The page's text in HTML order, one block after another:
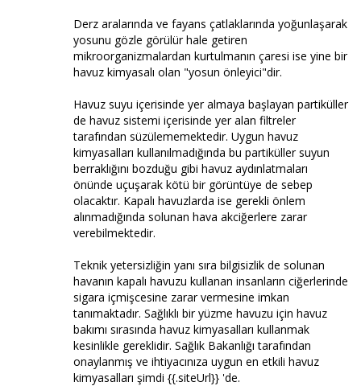
Derz aralarında ve fayans çatlaklarında yoğunlaşarak
yosunu gözle görülür hale getiren
mikroorganizmalardan kurtulmanın çaresi ise yine bir
havuz kimyasalı olan "yosun önleyici"dir.
Havuz suyu içerisinde yer almaya başlayan partiküller
de havuz sistemi içerisinde yer alan filtreler
tarafından süzülememektedir. Uygun havuz
kimyasalları kullanılmadığında bu partiküller suyun
berraklığını bozduğu gibi havuz aydınlatmaları
önünde uçuşarak kötü bir görüntüye de sebep
olacaktır. Kapalı havuzlarda ise gerekli önlem
alınmadığında solunan hava akciğerlere zarar
verebilmektedir.
Teknik yetersizliğin yanı sıra bilgisizlik de solunan
havanın kapalı havuzu kullanan insanların ciğerlerinde
sigara içmişcesine zarar vermesine imkan
tanımaktadır. Sağlıklı bir yüzme havuzu için havuz
bakımı sırasında havuz kimyasalları kullanmak
kesinlikle gereklidir. Sağlık Bakanlığı tarafından
onaylanmış ve ihtiyacınıza uygun en etkili havuz
kimyasalları şimdi {{.siteUrl}} 'de.